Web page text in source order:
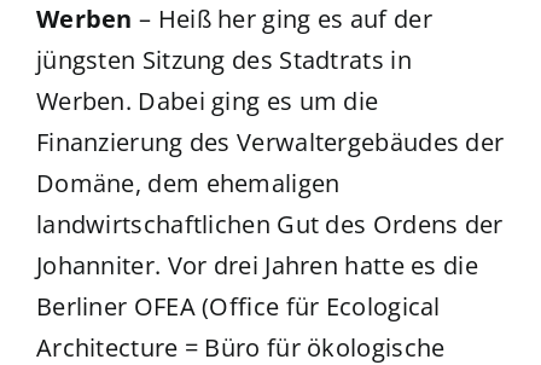
Werben – Heiß her ging es auf der
jüngsten Sitzung des Stadtrats in
Werben. Dabei ging es um die
Finanzierung des Verwaltergebäudes der
Domäne, dem ehemaligen
landwirtschaftlichen Gut des Ordens der
Johanniter. Vor drei Jahren hatte es die
Berliner OFEA (Office für Ecological
Architecture = Büro für ökologische